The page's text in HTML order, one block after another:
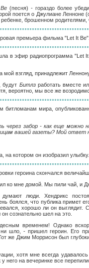
(песня) - гораздо более
поется о Джулиане
ребенке, брошенном
премьера фильма "Let It
в эфир радиопрограмма "Let
взгляд, принадлежит
будут Битлзработать вместе
вероятно, мы все же
битломанам мира,
через забор - как еще можно
вашей газеты? Мой ответ
на котором он изобразил улыбку.
героина скончался
ко мне домой. Мы пили чай, и
люди. Хендрикс
боялся, что публика примет
хорошо ли он
сознательно шел на это.
временем! Однако
шло, - пришел героин. Его
же Джим Моррисон был
хотя мне всегда
него на вечеринке все